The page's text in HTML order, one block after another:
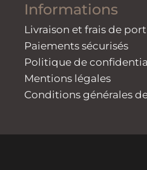
Informations
Livraison et frais de port
Paiements sécurisés
Politique de
Mentions légales
Conditions générales